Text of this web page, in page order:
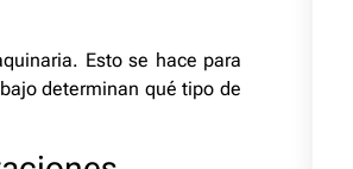
Esto se hace para
determinan qué tipo de